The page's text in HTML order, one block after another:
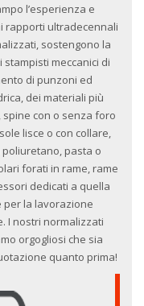
l’esperienza e
rapporti ultradecennali
sostengono la
meccanici di
di punzoni ed
dei materiali più
con o senza foro
lisce o con collare,
pasta o
forati in rame, rame
dedicati a quella
per la lavorazione
I nostri normalizzati
orgogliosi che sia
quanto prima!